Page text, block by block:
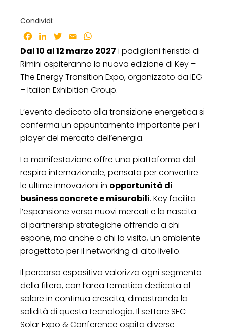
Condividi:
Facebook
LinkedInTwitter
Email
Dal 10 al 12 marzo 2027 i padiglioni fieristici di
Rimini ospiteranno la nuova edizione di Key –
The Energy Transition Expo, organizzato da IEG
– Italian Exhibition Group.
L’evento dedicato alla transizione energetica si
conferma un appuntamento importante per i
player del mercato dell’energia.
La manifestazione offre una piattaforma dal
respiro internazionale, pensata per convertire
le ultime innovazioni in opportunità di
business concrete e misurabili. Key facilita
l’espansione verso nuovi mercati e la nascita
di partnership strategiche offrendo a chi
espone, ma anche a chi la visita, un ambiente
progettato per il networking di alto livello.
Il percorso espositivo valorizza ogni segmento
della filiera, con l’area tematica dedicata al
solare in continua crescita, dimostrando la
solidità di questa tecnologia. Il settore SEC –
Solar Expo & Conference ospita diverse